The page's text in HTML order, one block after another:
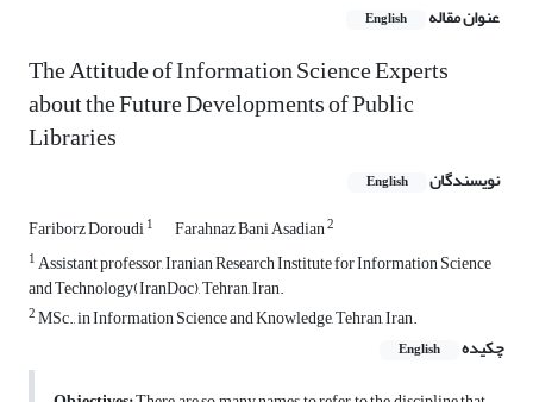
عنوان مقاله English
The Attitude of Information Science Experts
about the Future Developments of Public
Libraries
نویسندگان English
Fariborz Doroudi1 Farahnaz Bani Asadian2
1Assistant professor, Iranian Research Institute for Information Science
and Technology(IranDoc), Tehran, Iran.
2MSc., in Information Science and Knowledge, Tehran, Iran.
چکیده
English